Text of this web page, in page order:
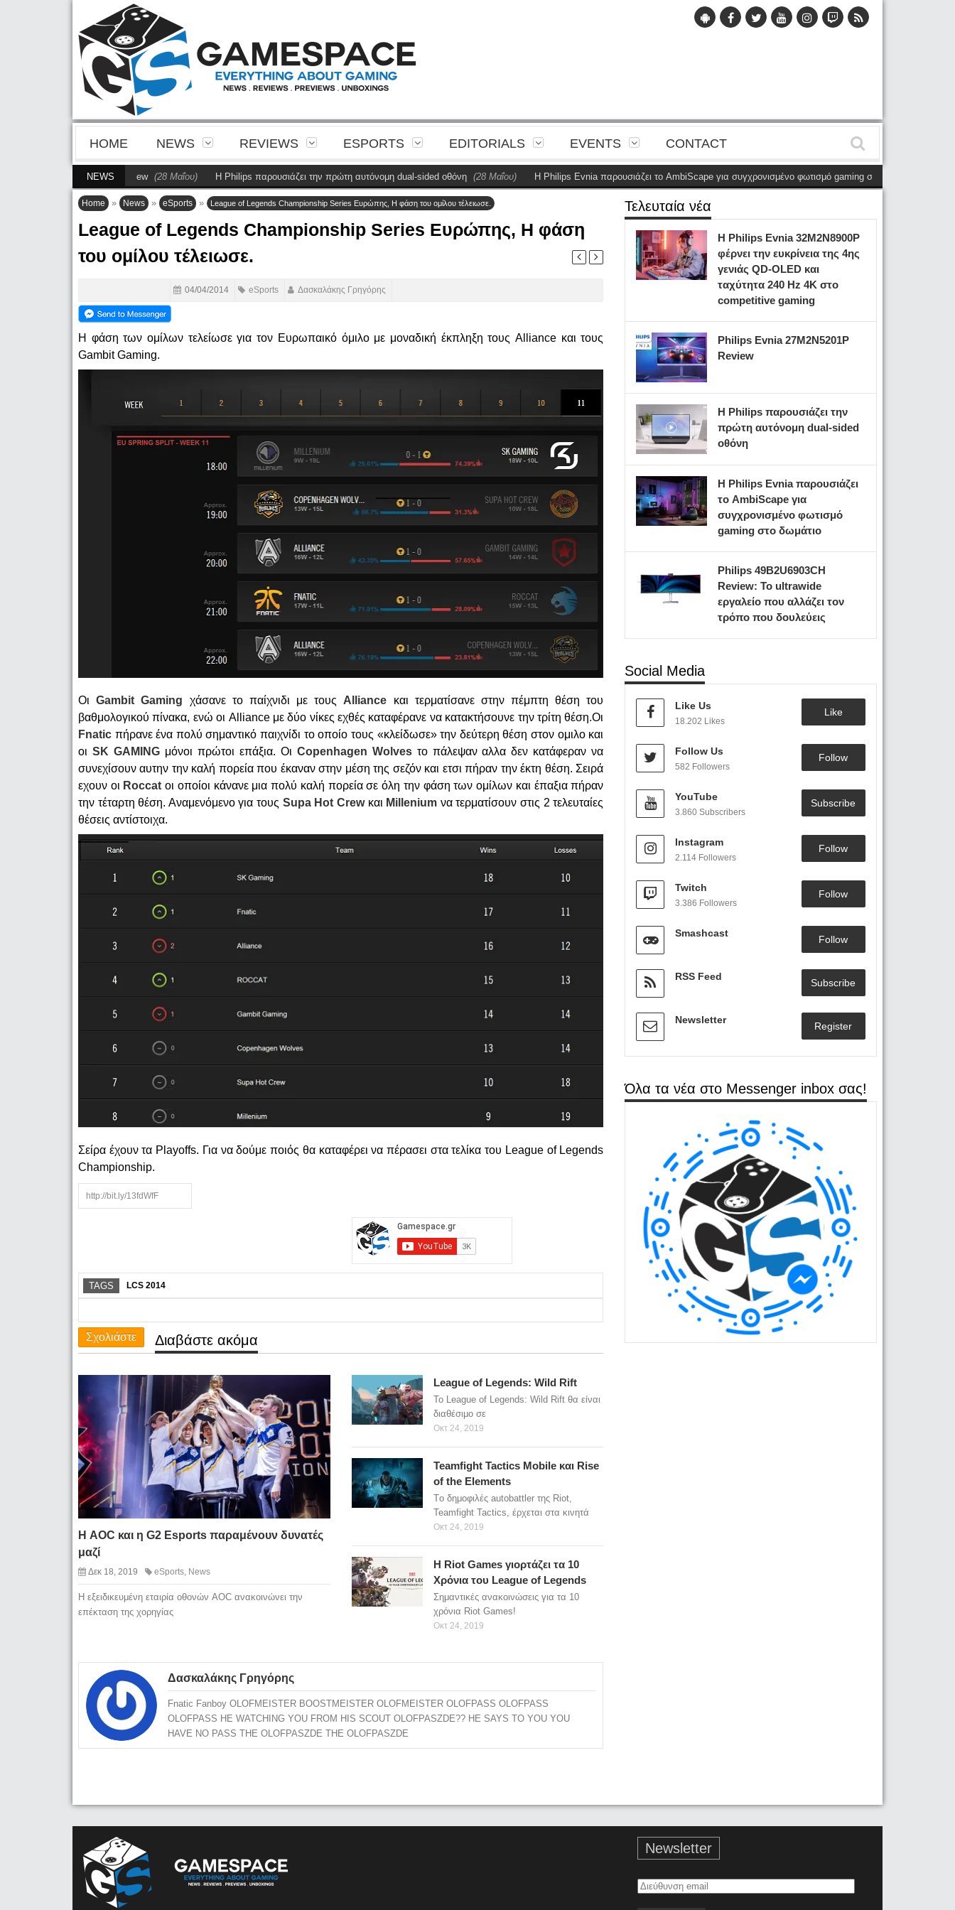
HOME NEWS REVIEWS ESPORTS EDITORIALS EVENTS CONTACT
NEWS
Evnia 27M2N5201P Review (28 Μαΐου) Η Philips παρουσιάζει την πρώτη αυτόνομη dual-sided οθόνη (28 Μαΐου) Η Philips Evnia παρουσιάζει το AmbiScape για συγχρονισμένο φωτισμό gaming στο δωμάτιο
Home » News » eSports » League of Legends Championship Series Ευρώπης, Η φάση του ομίλου τέλειωσε.
League of Legends Championship Series Ευρώπης, Η φάση
του ομίλου τέλειωσε.
04/04/2014 eSports Δασκαλάκης Γρηγόρης
Η φάση των ομίλων τελείωσε για τον Ευρωπαικό όμιλο με μοναδική έκπληξη τους Alliance και τους
Gambit Gaming.
ΟιGambit Gaming χάσανε το παίχνιδι με τους Alliance και τερματίσανε στην πέμπτη θέση του
βαθμολογικού πίνακα, ενώ οι Alliance με δύο νίκες εχθές καταφέρανε να κατακτήσουνε την τρίτη θέση.Οι
Fnatic πήρανε ένα πολύ σημαντικό παιχνίδι το οποίο τους «κλείδωσε» την δεύτερη θέση στον ομιλο και
οι SK GAMINGμόνοι πρώτοι επάξια. Οι Copenhagen Wolvesτο πάλεψαν αλλα δεν κατάφεραν να
συνεχίσουν αυτην την καλή πορεία που έκαναν στην μέση της σεζόν και ετσι πήραν την έκτη θέση. Σειρά
εχουν οι Roccat οι οποίοι κάνανε μια πολύ καλή πορεία σε όλη την φάση των ομίλων και έπαξια πήραν
την τέταρτη θέση. Αναμενόμενο για τους Supa Hot Crewκαι Millenium να τερματίσουν στις 2 τελευταίες
θέσεις αντίστοιχα.
Σείρα έχουν τα Playoffs. Για να δούμε ποιός θα καταφέρει να πέρασει στα τελίκα του League of Legends
Championship.
TAGS LCS 2014
Σχολιάστε Διαβάστε ακόμα
Η AOC και η G2 Esports παραμένουν δυνατές
μαζί
Δεκ 18, 2019 eSports News
Η εξειδικευμένη εταιρία οθονών AOC ανακοινώνει την
επέκταση της χορηγίας
League of Legends: Wild Rift
Το League of Legends: Wild Rift θα είναι
διαθέσιμο σε
Οκτ 24, 2019
Teamfight Tactics Mobile και Rise
of the Elements
Tο δημοφιλές autobattler της Riot,
Teamfight Tactics, έρχεται στα κινητά
Οκτ 24, 2019
H Riot Games γιορτάζει τα 10
Χρόνια του League of Legends
Σημαντικές ανακοινώσεις για τα 10
χρόνια Riot Games!
Οκτ 24, 2019
Δασκαλάκης Γρηγόρης
Fnatic Fanboy OLOFMEISTER BOOSTMEISTER OLOFMEISTER OLOFPASS OLOFPASS
OLOFPASS HE WATCHING YOU FROM HIS SCOUT OLOFPASZDE?? HE SAYS TO YOU YOU
HAVE NO PASS THE OLOFPASZDE THE OLOFPASZDE
Τελευταία νέα
Η Philips Evnia 32M2N8900P
φέρνει την ευκρίνεια της 4ης
γενιάς QD-OLED και
ταχύτητα 240 Hz 4K στο
competitive gaming
Philips Evnia 27M2N5201P
Review
Η Philips παρουσιάζει την
πρώτη αυτόνομη dual-sided
οθόνη
Η Philips Evnia παρουσιάζει
το AmbiScape για
συγχρονισμένο φωτισμό
gaming στο δωμάτιο
Philips 49B2U6903CH
Review: Το ultrawide
εργαλείο που αλλάζει τον
τρόπο που δουλεύεις
Social Media
Like Us
18.202 Likes
Like
Follow Us
582 Followers
Follow
YouTube
3.860 Subscribers
Subscribe
Instagram
2.114 Followers
Follow
Twitch
3.386 Followers
Follow
Smashcast
Follow
RSS Feed
Subscribe
Newsletter
Register
Όλα τα νέα στο Messenger inbox σας!
Newsletter
Διεύθυνση